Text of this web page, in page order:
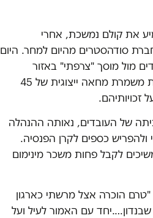
את קולם נמשכת, אחרי
דווח כאן על פיטורים של כ-40 עובדי חברת סודהסטרים מהיום למחר. היום
מול מוסך "צרפתי" באזור
התעשייה של מישור אדומים. זה היום הראשון בו מתייצבת משמרת מחאה ייצוגית של 45
זכויותיהם.
של העובדים, נאותה ההנהלה
כספים לקרן הפנסיה.
לקבל פחות משכר מינימום
הוכרה אצל מרשתי כארגון
שבנדון….יחד עם האמור לעיל ועל